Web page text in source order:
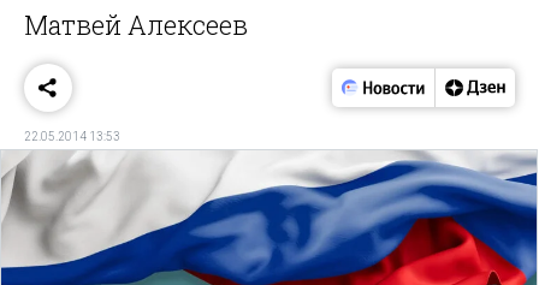
Матвей Алексеев
22.05.2014 13:53